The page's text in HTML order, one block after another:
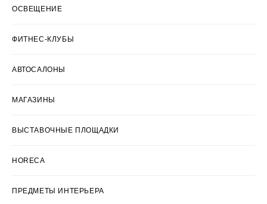
ОСВЕЩЕНИЕ
ФИТНЕС-КЛУБЫ
АВТОСАЛОНЫ
МАГАЗИНЫ
ВЫСТАВОЧНЫЕ ПЛОЩАДКИ
HORECA
ПРЕДМЕТЫ ИНТЕРЬЕРА